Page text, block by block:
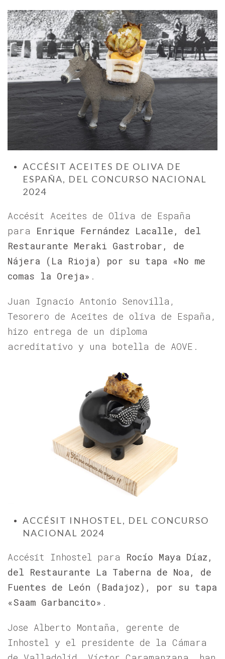
ACCÉSIT ACEITES DE OLIVA DE
ESPAÑA, DEL CONCURSO NACIONAL
2024
Accésit Aceites de Oliva de España
para Enrique Fernández Lacalle, del
Restaurante Meraki Gastrobar, de
Nájera (La Rioja) por su tapa «No me
comas la Oreja» .
Juan Ignacio Antonio Senovilla,
Tesorero de Aceites de oliva de España,
hizo entrega de un diploma
acreditativo y una botella de AOVE.
ACCÉSIT INHOSTEL, DEL CONCURSO
NACIONAL 2024
Accésit Inhostel para Rocío Maya Díaz,
del Restaurante La Taberna de Noa, de
Fuentes de León (Badajoz), por su tapa
«Saam Garbancito» .
Jose Alberto Montaña, gerente de
Inhostel y el presidente de la Cámara